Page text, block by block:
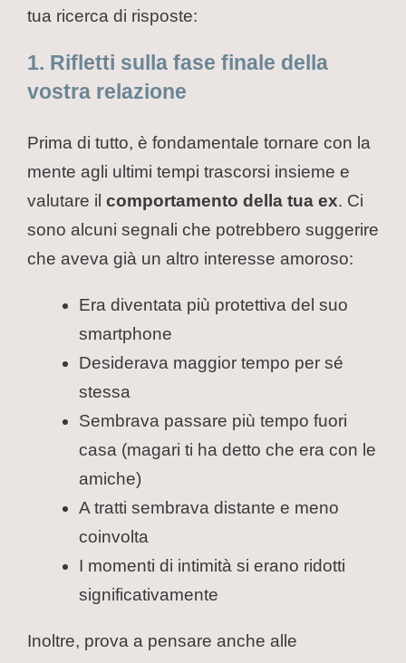
tua ricerca di risposte:
1. Rifletti sulla fase finale della
vostra relazione
Prima di tutto, è fondamentale tornare con la
mente agli ultimi tempi trascorsi insieme e
valutare il comportamento della tua ex. Ci
sono alcuni segnali che potrebbero suggerire
che aveva già un altro interesse amoroso:
Era diventata più protettiva del suo
smartphone
Desiderava maggior tempo per sé
stessa
Sembrava passare più tempo fuori
casa (magari ti ha detto che era con le
amiche)
A tratti sembrava distante e meno
coinvolta
I momenti di intimità si erano ridotti
significativamente
Inoltre, prova a pensare anche alle